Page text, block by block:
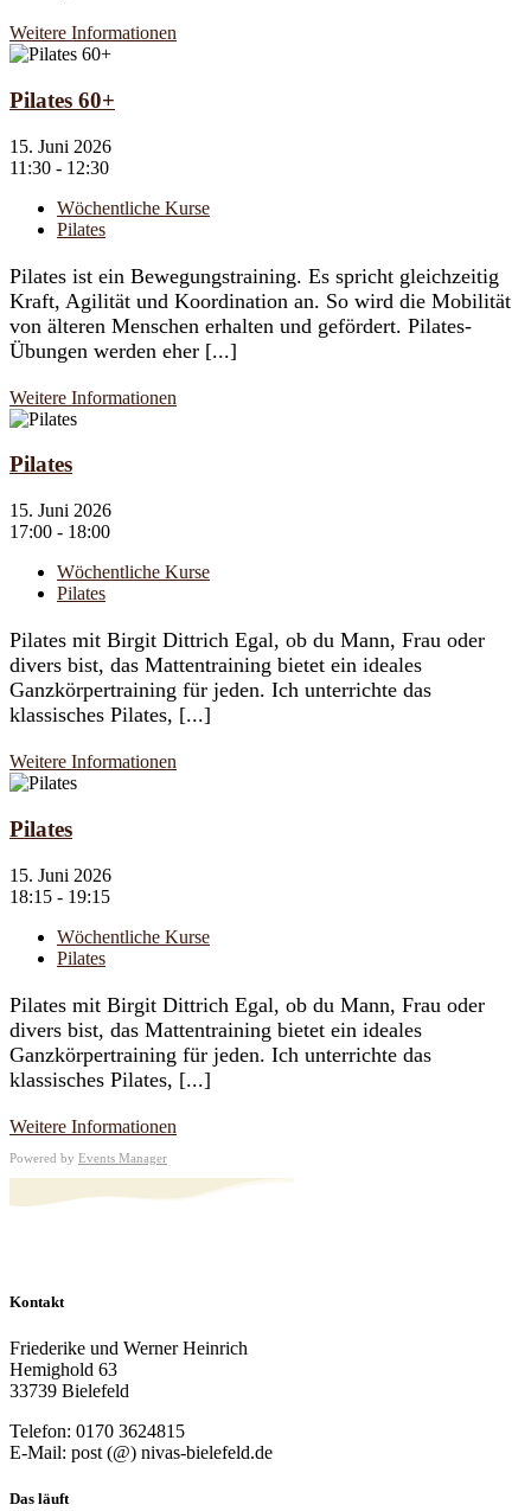
Weitere Informationen
Pilates 60+
15. Juni 2026
11:30 - 12:30
Wöchentliche Kurse
Pilates
Pilates ist ein Bewegungstraining. Es spricht gleichzeitig
Kraft, Agilität und Koordination an. So wird die Mobilität
von älteren Menschen erhalten und gefördert. Pilates-
Übungen werden eher [...]
Weitere Informationen
Pilates
15. Juni 2026
17:00 - 18:00
Wöchentliche Kurse
Pilates
Pilates mit Birgit Dittrich Egal, ob du Mann, Frau oder
divers bist, das Mattentraining bietet ein ideales
Ganzkörpertraining für jeden. Ich unterrichte das
klassisches Pilates, [...]
Weitere Informationen
Pilates
15. Juni 2026
18:15 - 19:15
Wöchentliche Kurse
Pilates
Pilates mit Birgit Dittrich Egal, ob du Mann, Frau oder
divers bist, das Mattentraining bietet ein ideales
Ganzkörpertraining für jeden. Ich unterrichte das
klassisches Pilates, [...]
Weitere Informationen
Powered by Events Manager
Kontakt
Friederike und Werner Heinrich
Hemighold 63
33739 Bielefeld
Telefon: 0170 3624815
E-Mail: post (@) nivas-bielefeld.de
Das läuft